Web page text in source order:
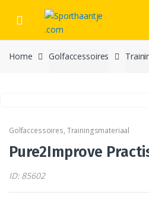
Home Golfaccessoires
Golfaccessoires, Trainingsmateriaal
Pure2Improve
ID: 85602